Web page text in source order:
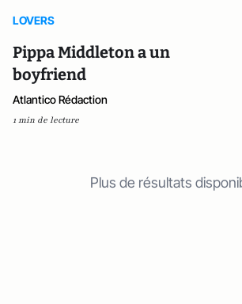
LOVERS
Pippa Middleton a un
boyfriend
Atlantico Rédaction
1 min de lecture
Plus de résultats